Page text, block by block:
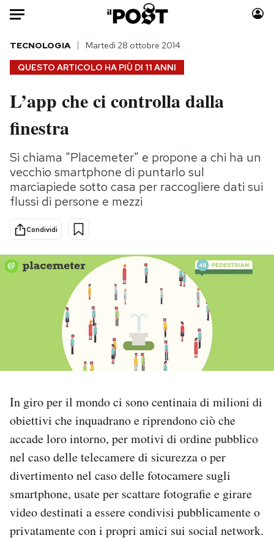
Auto
HOME
Italia
Politica
Tecnologia
Internet
Scienza
Cultura
Economia
Moda
Storie/Idee
Ok Boomer!
Media
PODCAST
NEWSLETTER
SHOP
CALENDARIO
AREA PERSONALE
Area Personale
QUESTO ARTICOLO HA PIÙ DI 11 ANNI
TECNOLOGIA Martedì 28 ottobre 2014
L’app che ci controlla dalla
finestra
Si chiama "Placemeter" e propone a chi ha un
vecchio smartphone di puntarlo sul
marciapiede sotto casa per raccogliere dati sui
flussi di persone e mezzi
Condividi
In giro per il mondo ci sono centinaia di milioni di
obiettivi che inquadrano e riprendono ciò che
accade loro intorno, per motivi di ordine pubblico
nel caso delle telecamere di sicurezza o per
divertimento nel caso delle fotocamere sugli
smartphone, usate per scattare fotografie e girare
video destinati a essere condivisi pubblicamente o
privatamente con i propri amici sui social network.